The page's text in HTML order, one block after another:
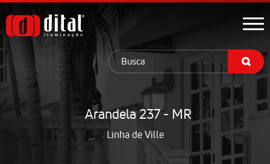
Arandela 237 - MR
Linha de Ville